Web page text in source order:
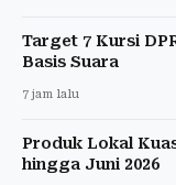
Target 7 Kursi
Basis Suara
7 jam lalu
Produk Lokal
hingga Juni 2026